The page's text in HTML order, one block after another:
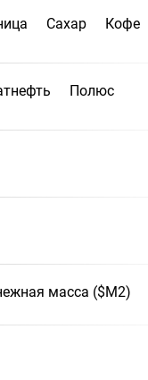
Сахар Кофе
Полюс
масса ($М2)